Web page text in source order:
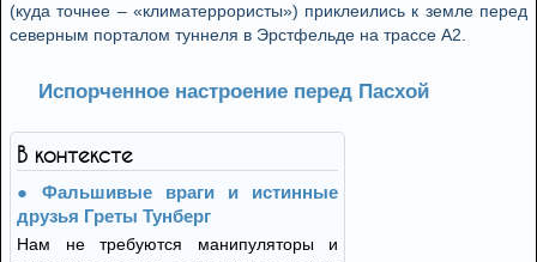
(куда точнее – «климатеррористы») приклеились к земле перед
северным порталом туннеля в Эрстфельде на трассе A2.
Испорченное настроение перед Пасхой
В контексте
Фальшивые враги и истинные
друзья Греты Тунберг
Нам не требуются манипуляторы и